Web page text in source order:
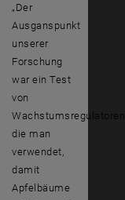
„Der
Ausganspunkt
unserer
Forschung
war ein Test
von
Wachstumsregulatoren,
die man
verwendet,
damit
Apfelbäume